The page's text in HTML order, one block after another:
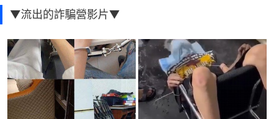
▼流出的詐騙營影片▼